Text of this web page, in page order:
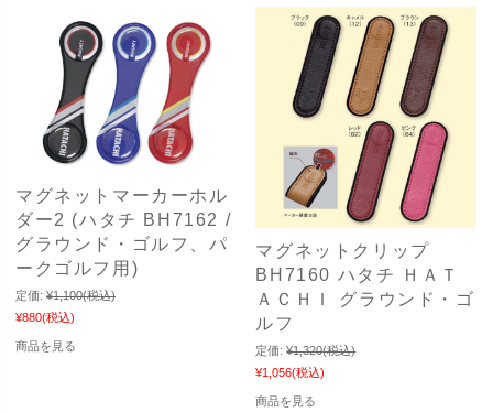
マグネットマーカーホル
ダー2 (ハタチ BH7162 /
グラウンド・ゴルフ、パ
ークゴルフ用)
定価: ¥1,100(税込)
¥880(税込)
商品を見る
マグネットクリップ
BH7160 ハタチ ＨＡＴ
ＡＣＨＩ グラウンド・ゴ
ルフ
定価: ¥1,320(税込)
¥1,056(税込)
商品を見る